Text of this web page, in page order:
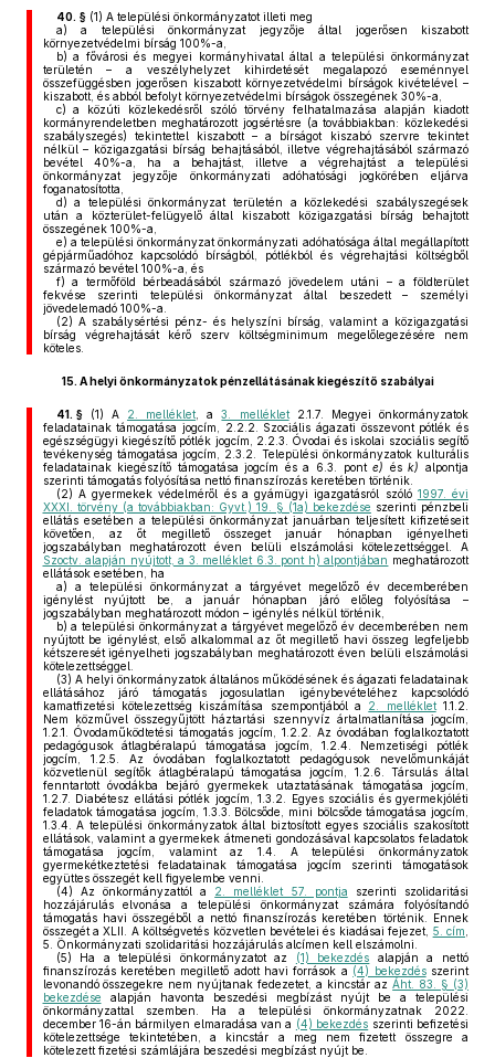
40. §(1) A települési önkormányzatot illeti meg
a) a települési önkormányzat jegyzője által jogerősen kiszabott
környezetvédelmi bírság 100%-a,
b) a fővárosi és megyei kormányhivatal által a települési önkormányzat
területén – a veszélyhelyzet kihirdetését megalapozó eseménnyel
összefüggésben jogerősen kiszabott környezetvédelmi bírságok kivételével –
kiszabott, és abból befolyt környezetvédelmi bírságok összegének 30%-a,
c) a közúti közlekedésről szóló törvény felhatalmazása alapján kiadott
kormányrendeletben meghatározott jogsértésre (a továbbiakban: közlekedési
szabályszegés) tekintettel kiszabott – a bírságot kiszabó szervre tekintet
nélkül – közigazgatási bírság behajtásából, illetve végrehajtásából származó
bevétel 40%-a, ha a behajtást, illetve a végrehajtást a települési
önkormányzat jegyzője önkormányzati adóhatósági jogkörében eljárva
foganatosította,
d) a települési önkormányzat területén a közlekedési szabályszegések
után a közterület-felügyelő által kiszabott közigazgatási bírság behajtott
összegének 100%-a,
e) a települési önkormányzat önkormányzati adóhatósága által megállapított
gépjárműadóhoz kapcsolódó bírságból, pótlékból és végrehajtási költségből
származó bevétel 100%-a, és
f) a termőföld bérbeadásából származó jövedelem utáni – a földterület
fekvése szerinti települési önkormányzat által beszedett – személyi
jövedelemadó 100%-a.
(2) A szabálysértési pénz- és helyszíni bírság, valamint a közigazgatási
bírság végrehajtását kérő szerv költségminimum megelőlegezésére nem
köteles.
15. A helyi önkormányzatok pénzellátásának kiegészítő szabályai
41. §(1) A 2. melléklet , a3. melléklet2.1.7. Megyei önkormányzatok
feladatainak támogatása jogcím, 2.2.2. Szociális ágazati összevont pótlék és
egészségügyi kiegészítő pótlék jogcím, 2.2.3. Óvodai és iskolai szociális segítő
tevékenység támogatása jogcím, 2.3.2. Települési önkormányzatok kulturális
feladatainak kiegészítő támogatása jogcím és a 6.3. ponte) ésk) alpontja
szerinti támogatás folyósítása nettó finanszírozás keretében történik.
(2) A gyermekek védelméről és a gyámügyi igazgatásról szóló 1997. évi
XXXI. törvény (a továbbiakban: Gyvt.) 19. § (1a) bekezdése szerinti pénzbeli
ellátás esetében a települési önkormányzat januárban teljesített kifizetéseit
követően, az őt megillető összeget január hónapban igényelheti
jogszabályban meghatározott éven belüli elszámolási kötelezettséggel. A
Szoctv. alapján nyújtott, a 3. melléklet 6.3. pont h) alpontjában meghatározott
ellátások esetében, ha
a) a települési önkormányzat a tárgyévet megelőző év decemberében
igénylést nyújtott be, a január hónapban járó előleg folyósítása –
jogszabályban meghatározott módon – igénylés nélkül történik,
b) a települési önkormányzat a tárgyévet megelőző év decemberében nem
nyújtott be igénylést, első alkalommal az őt megillető havi összeg legfeljebb
kétszeresét igényelheti jogszabályban meghatározott éven belüli elszámolási
kötelezettséggel.
(3) A helyi önkormányzatok általános működésének és ágazati feladatainak
ellátásához járó támogatás jogosulatlan igénybevételéhez kapcsolódó
kamatfizetési kötelezettség kiszámítása szempontjából a 2. melléklet1.1.2.
Nem közművel összegyűjtött háztartási szennyvíz ártalmatlanítása jogcím,
1.2.1. Óvodaműködtetési támogatás jogcím, 1.2.2. Az óvodában foglalkoztatott
pedagógusok átlagbéralapú támogatása jogcím, 1.2.4. Nemzetiségi pótlék
jogcím, 1.2.5. Az óvodában foglalkoztatott pedagógusok nevelőmunkáját
közvetlenül segítők átlagbéralapú támogatása jogcím, 1.2.6. Társulás által
fenntartott óvodákba bejáró gyermekek utaztatásának támogatása jogcím,
1.2.7. Diabétesz ellátási pótlék jogcím, 1.3.2. Egyes szociális és gyermekjóléti
feladatok támogatása jogcím, 1.3.3. Bölcsőde, mini bölcsőde támogatása jogcím,
1.3.4. A települési önkormányzatok által biztosított egyes szociális szakosított
ellátások, valamint a gyermekek átmeneti gondozásával kapcsolatos feladatok
támogatása jogcím, valamint az 1.4. A települési önkormányzatok
gyermekétkeztetési feladatainak támogatása jogcím szerinti támogatások
együttes összegét kell figyelembe venni.
(4) Az önkormányzattól a 2. melléklet 57. pontja szerinti szolidaritási
hozzájárulás elvonása a települési önkormányzat számára folyósítandó
támogatás havi összegéből a nettó finanszírozás keretében történik. Ennek
összegét a XLII. A költségvetés közvetlen bevételei és kiadásai fejezet, 5. cím
5. Önkormányzati szolidaritási hozzájárulás alcímen kell elszámolni.
(5) Ha a települési önkormányzatot az (1) bekezdés alapján a nettó
finanszírozás keretében megillető adott havi források a (4) bekezdésszerint
levonandó összegekre nem nyújtanak fedezetet, a kincstár azÁht. 83. § (3)
bekezdése alapján havonta beszedési megbízást nyújt be a települési
önkormányzattal szemben. Ha a települési önkormányzatnak 2022.
december 16-án bármilyen elmaradása van a (4) bekezdés szerinti befizetési
kötelezettsége tekintetében, a kincstár a meg nem fizetett összegre a
kötelezett fizetési számlájára beszedési megbízást nyújt be.